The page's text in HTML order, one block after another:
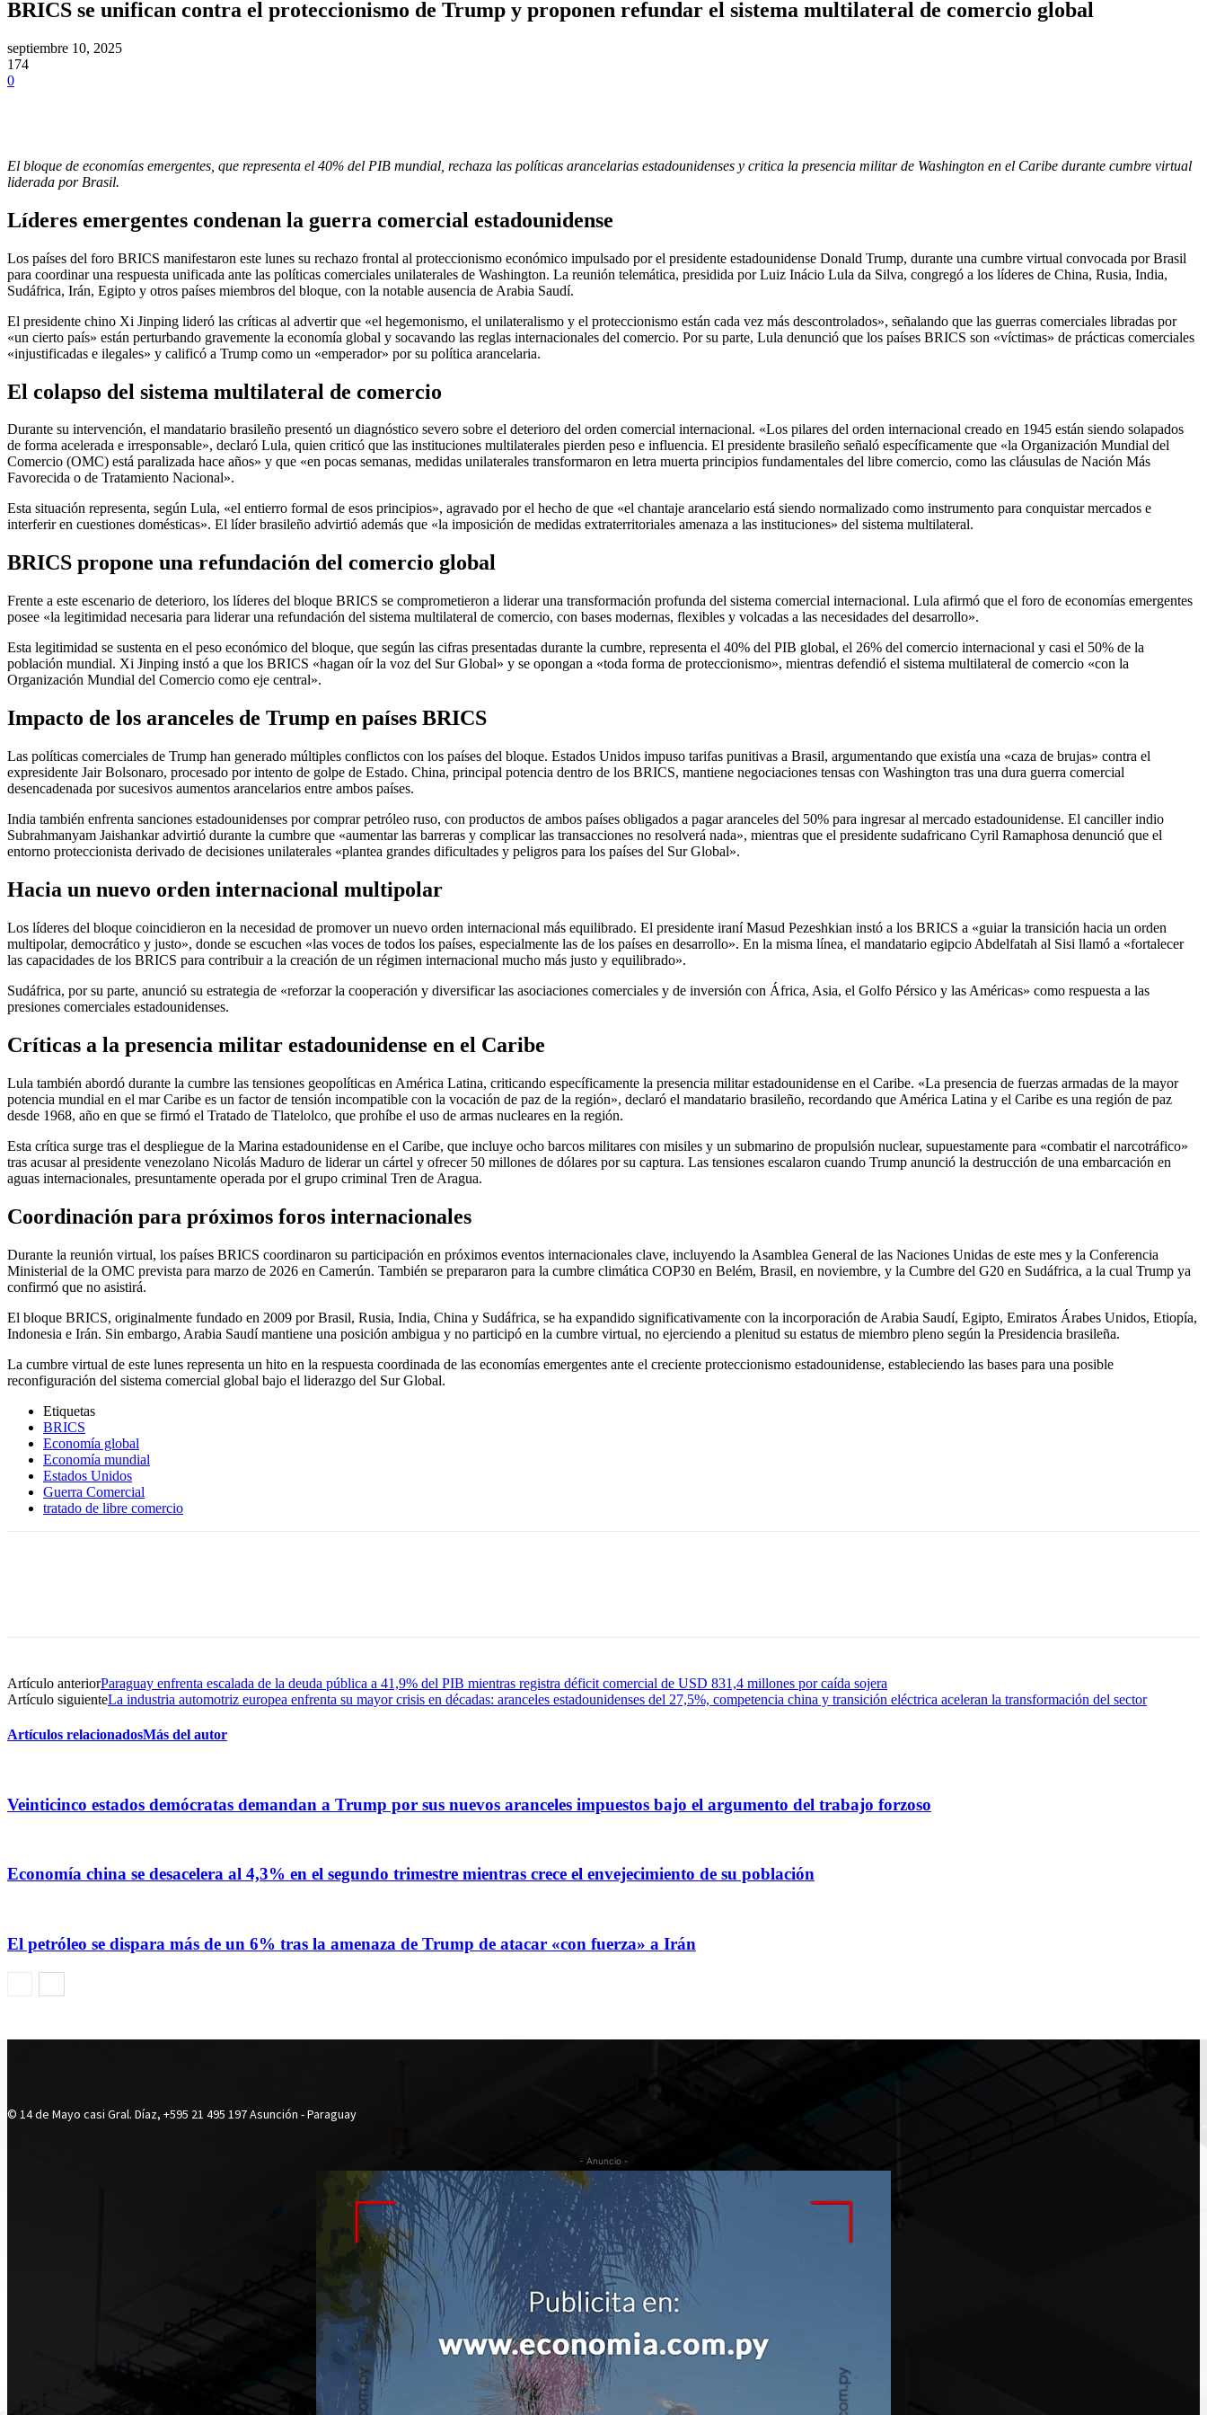
BRICS se unifican contra el proteccionismo de Trump y proponen refundar el sistema multilateral de comercio global
septiembre 10, 2025
174
0
El bloque de economías emergentes, que representa el 40% del PIB mundial, rechaza las políticas arancelarias estadounidenses y critica la presencia militar de Washington en el Caribe durante cumbre virtual
liderada por Brasil.
Líderes emergentes condenan la guerra comercial estadounidense
Los países del foro BRICS manifestaron este lunes su rechazo frontal al proteccionismo económico impulsado por el presidente estadounidense Donald Trump, durante una cumbre virtual convocada por Brasil
para coordinar una respuesta unificada ante las políticas comerciales unilaterales de Washington. La reunión telemática, presidida por Luiz Inácio Lula da Silva, congregó a los líderes de China, Rusia, India,
Sudáfrica, Irán, Egipto y otros países miembros del bloque, con la notable ausencia de Arabia Saudí.
El presidente chino Xi Jinping lideró las críticas al advertir que «el hegemonismo, el unilateralismo y el proteccionismo están cada vez más descontrolados», señalando que las guerras comerciales libradas por
«un cierto país» están perturbando gravemente la economía global y socavando las reglas internacionales del comercio. Por su parte, Lula denunció que los países BRICS son «víctimas» de prácticas comerciales
«injustificadas e ilegales» y calificó a Trump como un «emperador» por su política arancelaria.
El colapso del sistema multilateral de comercio
Durante su intervención, el mandatario brasileño presentó un diagnóstico severo sobre el deterioro del orden comercial internacional. «Los pilares del orden internacional creado en 1945 están siendo solapados
de forma acelerada e irresponsable», declaró Lula, quien criticó que las instituciones multilaterales pierden peso e influencia. El presidente brasileño señaló específicamente que «la Organización Mundial del
Comercio (OMC) está paralizada hace años» y que «en pocas semanas, medidas unilaterales transformaron en letra muerta principios fundamentales del libre comercio, como las cláusulas de Nación Más
Favorecida o de Tratamiento Nacional».
Esta situación representa, según Lula, «el entierro formal de esos principios», agravado por el hecho de que «el chantaje arancelario está siendo normalizado como instrumento para conquistar mercados e
interferir en cuestiones domésticas». El líder brasileño advirtió además que «la imposición de medidas extraterritoriales amenaza a las instituciones» del sistema multilateral.
BRICS propone una refundación del comercio global
Frente a este escenario de deterioro, los líderes del bloque BRICS se comprometieron a liderar una transformación profunda del sistema comercial internacional. Lula afirmó que el foro de economías emergentes
posee «la legitimidad necesaria para liderar una refundación del sistema multilateral de comercio, con bases modernas, flexibles y volcadas a las necesidades del desarrollo».
Esta legitimidad se sustenta en el peso económico del bloque, que según las cifras presentadas durante la cumbre, representa el 40% del PIB global, el 26% del comercio internacional y casi el 50% de la
población mundial. Xi Jinping instó a que los BRICS «hagan oír la voz del Sur Global» y se opongan a «toda forma de proteccionismo», mientras defendió el sistema multilateral de comercio «con la
Organización Mundial del Comercio como eje central».
Impacto de los aranceles de Trump en países BRICS
Las políticas comerciales de Trump han generado múltiples conflictos con los países del bloque. Estados Unidos impuso tarifas punitivas a Brasil, argumentando que existía una «caza de brujas» contra el
expresidente Jair Bolsonaro, procesado por intento de golpe de Estado. China, principal potencia dentro de los BRICS, mantiene negociaciones tensas con Washington tras una dura guerra comercial
desencadenada por sucesivos aumentos arancelarios entre ambos países.
India también enfrenta sanciones estadounidenses por comprar petróleo ruso, con productos de ambos países obligados a pagar aranceles del 50% para ingresar al mercado estadounidense. El canciller indio
Subrahmanyam Jaishankar advirtió durante la cumbre que «aumentar las barreras y complicar las transacciones no resolverá nada», mientras que el presidente sudafricano Cyril Ramaphosa denunció que el
entorno proteccionista derivado de decisiones unilaterales «plantea grandes dificultades y peligros para los países del Sur Global».
Hacia un nuevo orden internacional multipolar
Los líderes del bloque coincidieron en la necesidad de promover un nuevo orden internacional más equilibrado. El presidente iraní Masud Pezeshkian instó a los BRICS a «guiar la transición hacia un orden
multipolar, democrático y justo», donde se escuchen «las voces de todos los países, especialmente las de los países en desarrollo». En la misma línea, el mandatario egipcio Abdelfatah al Sisi llamó a «fortalecer
las capacidades de los BRICS para contribuir a la creación de un régimen internacional mucho más justo y equilibrado».
Sudáfrica, por su parte, anunció su estrategia de «reforzar la cooperación y diversificar las asociaciones comerciales y de inversión con África, Asia, el Golfo Pérsico y las Américas» como respuesta a las
presiones comerciales estadounidenses.
Críticas a la presencia militar estadounidense en el Caribe
Lula también abordó durante la cumbre las tensiones geopolíticas en América Latina, criticando específicamente la presencia militar estadounidense en el Caribe. «La presencia de fuerzas armadas de la mayor
potencia mundial en el mar Caribe es un factor de tensión incompatible con la vocación de paz de la región», declaró el mandatario brasileño, recordando que América Latina y el Caribe es una región de paz
desde 1968, año en que se firmó el Tratado de Tlatelolco, que prohíbe el uso de armas nucleares en la región.
Esta crítica surge tras el despliegue de la Marina estadounidense en el Caribe, que incluye ocho barcos militares con misiles y un submarino de propulsión nuclear, supuestamente para «combatir el narcotráfico»
tras acusar al presidente venezolano Nicolás Maduro de liderar un cártel y ofrecer 50 millones de dólares por su captura. Las tensiones escalaron cuando Trump anunció la destrucción de una embarcación en
aguas internacionales, presuntamente operada por el grupo criminal Tren de Aragua.
Coordinación para próximos foros internacionales
Durante la reunión virtual, los países BRICS coordinaron su participación en próximos eventos internacionales clave, incluyendo la Asamblea General de las Naciones Unidas de este mes y la Conferencia
Ministerial de la OMC prevista para marzo de 2026 en Camerún. También se prepararon para la cumbre climática COP30 en Belém, Brasil, en noviembre, y la Cumbre del G20 en Sudáfrica, a la cual Trump ya
confirmó que no asistirá.
El bloque BRICS, originalmente fundado en 2009 por Brasil, Rusia, India, China y Sudáfrica, se ha expandido significativamente con la incorporación de Arabia Saudí, Egipto, Emiratos Árabes Unidos, Etiopía,
Indonesia e Irán. Sin embargo, Arabia Saudí mantiene una posición ambigua y no participó en la cumbre virtual, no ejerciendo a plenitud su estatus de miembro pleno según la Presidencia brasileña.
La cumbre virtual de este lunes representa un hito en la respuesta coordinada de las economías emergentes ante el creciente proteccionismo estadounidense, estableciendo las bases para una posible
reconfiguración del sistema comercial global bajo el liderazgo del Sur Global.
Etiquetas
BRICS
Economía global
Economía mundial
Estados Unidos
Guerra Comercial
tratado de libre comercio
Artículo anteriorParaguay enfrenta escalada de la deuda pública a 41,9% del PIB mientras registra déficit comercial de USD 831,4 millones por caída sojera
Artículo siguienteLa industria automotriz europea enfrenta su mayor crisis en décadas: aranceles estadounidenses del 27,5%, competencia china y transición eléctrica aceleran la transformación del sector
Artículos relacionadosMás del autor
Veinticinco estados demócratas demandan a Trump por sus nuevos aranceles impuestos bajo el argumento del trabajo forzoso
Economía china se desacelera al 4,3% en el segundo trimestre mientras crece el envejecimiento de su población
El petróleo se dispara más de un 6% tras la amenaza de Trump de atacar «con fuerza» a Irán
© 14 de Mayo casi Gral. Díaz, +595 21 495 197 Asunción - Paraguay
- Anuncio -